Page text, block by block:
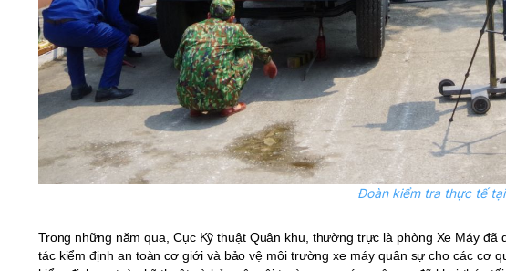
Đoàn kiểm tra thực tế
Trong những năm qua, Cục Kỹ thuật Quân khu, thường trực là phòng Xe Máy
tác kiểm định an toàn cơ giới và bảo vệ môi trường xe máy quân sự cho các cơ